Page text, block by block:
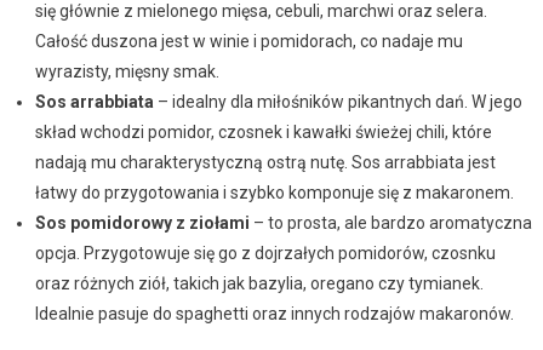
się głównie z mielonego mięsa, cebuli, marchwi oraz selera.
Całość duszona jest w winie i pomidorach, co nadaje mu
wyrazisty, mięsny smak.
Sos arrabbiata – idealny dla miłośników pikantnych dań. W jego
skład wchodzi pomidor, czosnek i kawałki świeżej chili, które
nadają mu charakterystyczną ostrą nutę. Sos arrabbiata jest
łatwy do przygotowania i szybko komponuje się z makaronem.
Sos pomidorowy z ziołami – to prosta, ale bardzo aromatyczna
opcja. Przygotowuje się go z dojrzałych pomidorów, czosnku
oraz różnych ziół, takich jak bazylia, oregano czy tymianek.
Idealnie pasuje do spaghetti oraz innych rodzajów makaronów.